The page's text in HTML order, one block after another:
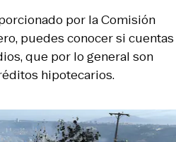
por la Comisión
puedes conocer si cuentas
que por lo general son
hipotecarios.